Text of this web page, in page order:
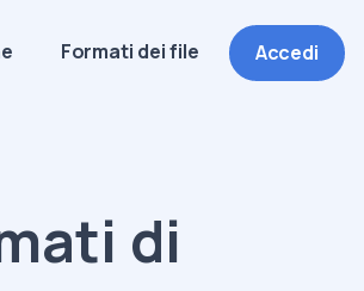
Formati dei file Accedi
di